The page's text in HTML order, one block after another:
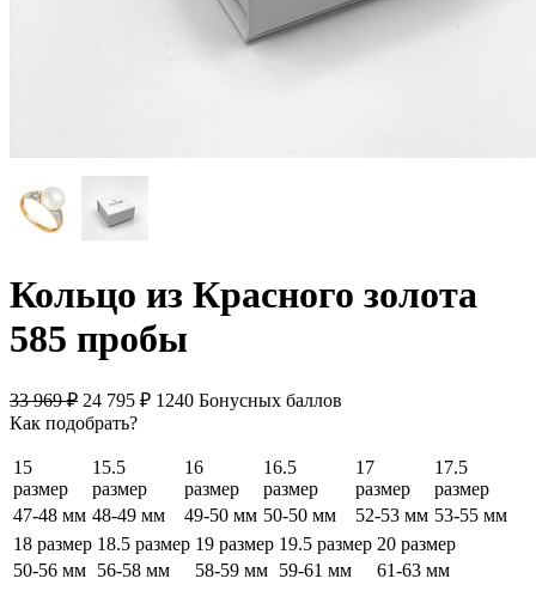
Кольцо из Красного золота
585 пробы
33 969 ₽ 24 795 ₽ 1240 Бонусных баллов
Как подобрать?
15
размер
15.5
размер
16
размер
16.5
размер
17
размер
17.5
размер
47-48 мм 48-49 мм 49-50 мм 50-50 мм 52-53 мм 53-55 мм
18 размер 18.5 размер 19 размер 19.5 размер 20 размер
50-56 мм 56-58 мм 58-59 мм 59-61 мм 61-63 мм